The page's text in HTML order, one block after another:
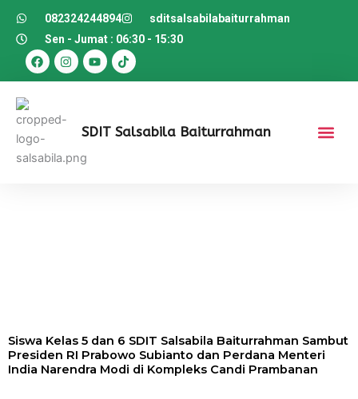
082324244894
sditsalsabilabaiturrahman
Sen - Jumat : 06:30 - 15:30
F
a
c
o
o
k
I
n
s
Y
o
u
e
T
i
k
SDIT Salsabila Baiturrahman
Siswa Kelas 5 dan 6 SDIT Salsabila Baiturrahman Sambut
Presiden RI Prabowo Subianto dan Perdana Menteri
India Narendra Modi di Kompleks Candi Prambanan